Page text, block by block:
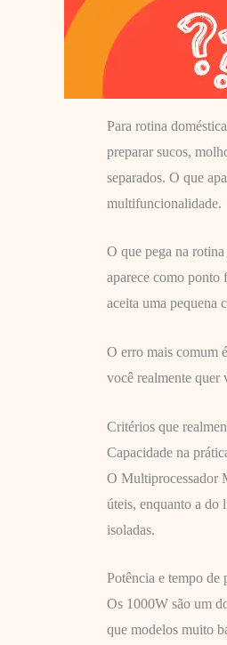
Para rotina
preparar sucos,
separados. O que
multifuncionalidade.
O que pega na
aparece como ponto
aceita uma pequena
O erro mais comum
você realmente quer
Critérios que
Capacidade na
O Multiprocessador
úteis, enquanto a do
isoladas.
Potência e tempo de
Os 1000W são um
que modelos muito